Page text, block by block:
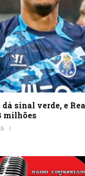
sinal verde, e
milhões